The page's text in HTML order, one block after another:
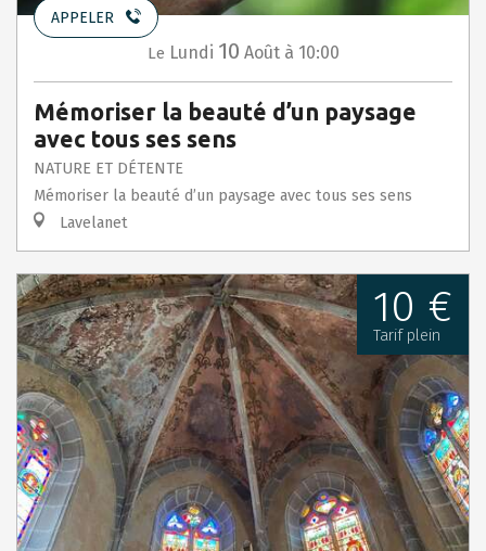
APPELER
Le Lundi 10 Août à 10:00
Mémoriser la beauté d’un paysage
avec tous ses sens
NATURE ET DÉTENTE
Mémoriser la beauté d’un paysage avec tous ses sens
Lavelanet
10 €
Tarif plein